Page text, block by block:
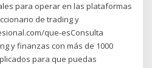
para operar en las plataformas
de trading y
que-esConsulta
y finanzas con más de 1000
para que puedas